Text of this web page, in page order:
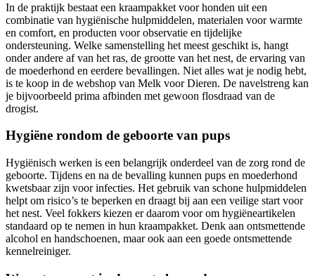
In de praktijk bestaat een kraampakket voor honden uit een
combinatie van hygiënische hulpmiddelen, materialen voor warmte
en comfort, en producten voor observatie en tijdelijke
ondersteuning. Welke samenstelling het meest geschikt is, hangt
onder andere af van het ras, de grootte van het nest, de ervaring van
de moederhond en eerdere bevallingen. Niet alles wat je nodig hebt,
is te koop in de webshop van Melk voor Dieren. De navelstreng kan
je bijvoorbeeld prima afbinden met gewoon flosdraad van de
drogist.
Hygiëne rondom de geboorte van pups
Hygiënisch werken is een belangrijk onderdeel van de zorg rond de
geboorte. Tijdens en na de bevalling kunnen pups en moederhond
kwetsbaar zijn voor infecties. Het gebruik van schone hulpmiddelen
helpt om risico’s te beperken en draagt bij aan een veilige start voor
het nest. Veel fokkers kiezen er daarom voor om hygiëneartikelen
standaard op te nemen in hun kraampakket. Denk aan ontsmettende
alcohol en handschoenen, maar ook aan een goede ontsmettende
kennelreiniger.